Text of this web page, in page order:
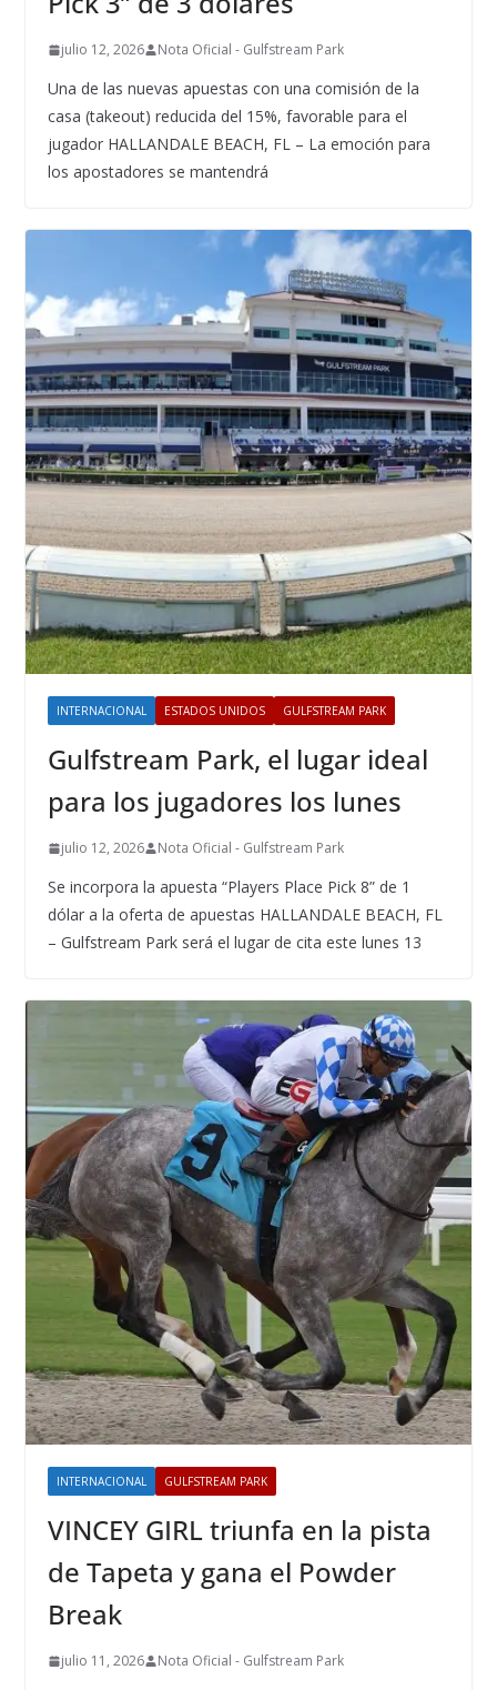
julio 12, 2026 Nota Oficial - Gulfstream Park
Una de las nuevas apuestas con una comisión de la
casa (takeout) reducida del 15%, favorable para el
jugador HALLANDALE BEACH, FL – La emoción para
los apostadores se mantendrá
INTERNACIONAL ESTADOS UNIDOS GULFSTREAM PARK
Gulfstream Park, el lugar ideal
para los jugadores los lunes
julio 12, 2026 Nota Oficial - Gulfstream Park
Se incorpora la apuesta “Players Place Pick 8” de 1
dólar a la oferta de apuestas HALLANDALE BEACH, FL
– Gulfstream Park será el lugar de cita este lunes 13
INTERNACIONAL GULFSTREAM PARK
VINCEY GIRL triunfa en la pista
de Tapeta y gana el Powder
Break
julio 11, 2026 Nota Oficial - Gulfstream Park